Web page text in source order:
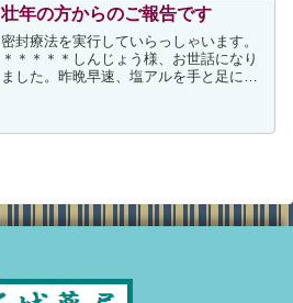
に神経が集中したのか、...
壮年の方からのご報告です
密封療法を実行していらっしゃいます。
＊＊＊＊＊しんじょう様、お世話になり
ました。昨晩早速、塩アルを手と足に塗